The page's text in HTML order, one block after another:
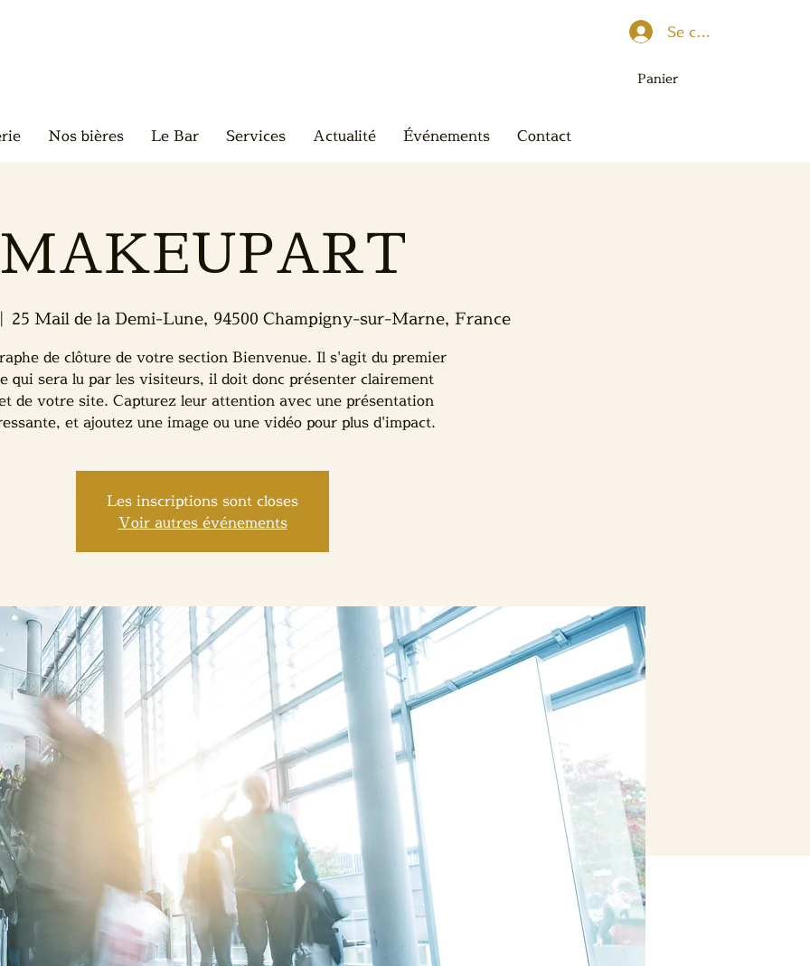
Se connecter
Panier
Nos bières Le Bar Services Actualité Événements Contact
25 Mail de la Demi-Lune, 94500 Champigny-sur-Marne, France
de clôture de votre section Bienvenue. Il s'agit du premier
qui sera lu par les visiteurs, il doit donc présenter clairement
de votre site. Capturez leur attention avec une présentation
et ajoutez une image ou une vidéo pour plus d'impact.
Les inscriptions sont closes
Voir autres événements